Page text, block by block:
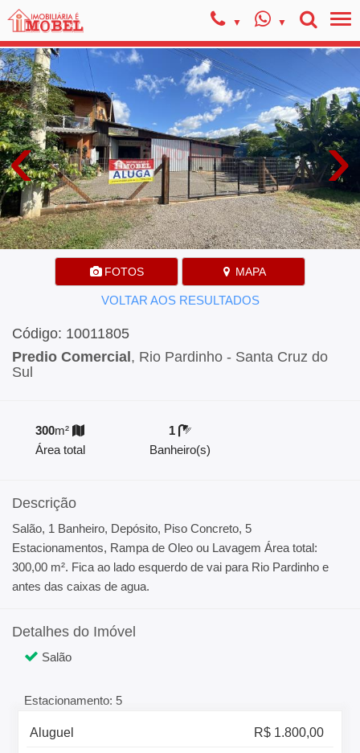
‹ ›
FOTOS MAPA
VOLTAR AOS RESULTADOS
Código: 10011805
Predio Comercial , Rio Pardinho - Santa Cruz do
Sul
300m²
Área total
1
Banheiro(s)
Descrição
Salão, 1 Banheiro, Depósito, Piso Concreto, 5
Estacionamentos, Rampa de Oleo ou Lavagem Área total:
300,00 m². Fica ao lado esquerdo de vai para Rio Pardinho e
antes das caixas de agua.
Detalhes do Imóvel
Salão
Estacionamento: 5
Aluguel R$ 1.800,00